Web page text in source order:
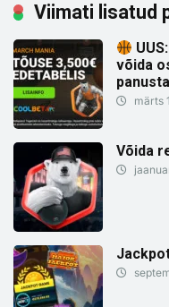
Viimati lisatud
võida
märts
Võida